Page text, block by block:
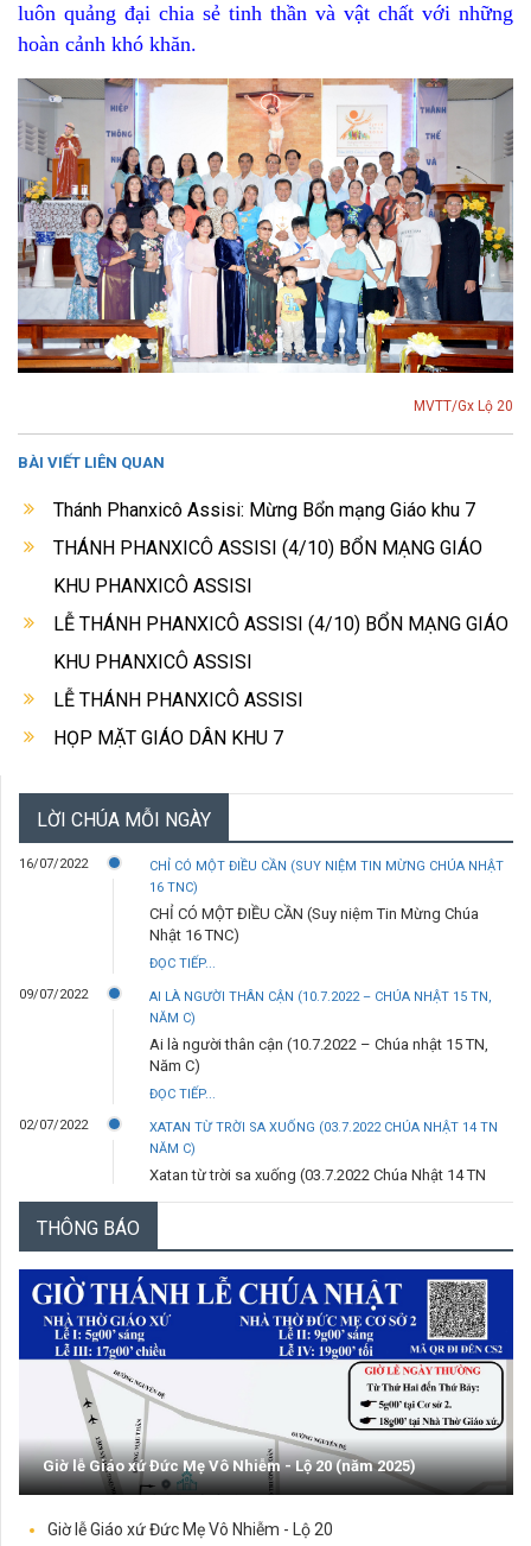
luôn quảng đại chia sẻ tinh thần và vật chất với những
hoàn cảnh khó khăn.
MVTT/Gx Lộ 20
BÀI VIẾT LIÊN QUAN
Thánh Phanxicô Assisi: Mừng Bổn mạng Giáo khu 7
THÁNH PHANXICÔ ASSISI (4/10) BỔN MẠNG GIÁO
KHU PHANXICÔ ASSISI
LỄ THÁNH PHANXICÔ ASSISI (4/10) BỔN MẠNG GIÁO
KHU PHANXICÔ ASSISI
LỄ THÁNH PHANXICÔ ASSISI
HỌP MẶT GIÁO DÂN KHU 7
LỜI CHÚA MỖI NGÀY
16/07/2022
CHỈ CÓ MỘT ĐIỀU CẦN (SUY NIỆM TIN MỪNG CHÚA NHẬT
16 TNC)
CHỈ CÓ MỘT ĐIỀU CẦN (Suy niệm Tin Mừng Chúa
Nhật 16 TNC)
ĐỌC TIẾP...
09/07/2022
AI LÀ NGƯỜI THÂN CẬN (10.7.2022 – CHÚA NHẬT 15 TN,
NĂM C)
Ai là người thân cận (10.7.2022 – Chúa nhật 15 TN,
Năm C)
ĐỌC TIẾP...
02/07/2022
XATAN TỪ TRỜI SA XUỐNG (03.7.2022 CHÚA NHẬT 14 TN
NĂM C)
Xatan từ trời sa xuống (03.7.2022 Chúa Nhật 14 TN
29/06/2022
VÀ THÁNH PHAOLÔ TÔNG ĐỒ)
Anh là tảng đá (29.6.2022 – Thứ Tư- Lễ thánh Phêrô
và thánh Phaolô tông đồ)
ĐỌC TIẾP...
25/06/2022
TRƯỚC ĐÃ (26.6.2022 – CHÚA NHẬT 13 TN NĂM C)
Trước đã (26.6.2022 – Chúa Nhật 13 TN năm C)
ĐỌC TIẾP...
18/06/2022
NGÀI CẦM BÁNH BẺ RA - (19.6.2022 CHÚA NHẬT 12 TN - LỄ
MÌNH VÀ MÁU THÁNH CHÚA KITÔ)
Ngài cầm bánh bẻ ra - (19.6.2022 Chúa Nhật 12 TN -
THÔNG BÁO
Giờ lễ Giáo xứ Đức Mẹ Vô Nhiễm - Lộ 20 (năm 2025)
Giờ lễ Giáo xứ Đức Mẹ Vô Nhiễm - Lộ 20